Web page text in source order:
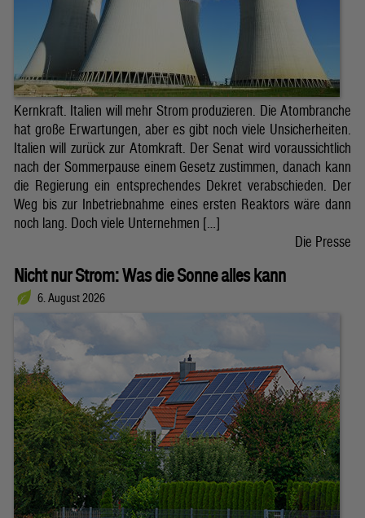
Kernkraft. Italien will mehr Strom produzieren. Die Atombranche
hat große Erwartungen, aber es gibt noch viele Unsicherheiten.
Italien will zurück zur Atomkraft. Der Senat wird voraussichtlich
nach der Sommerpause einem Gesetz zustimmen, danach kann
die Regierung ein entsprechendes Dekret verabschieden. Der
Weg bis zur Inbetriebnahme eines ersten Reaktors wäre dann
noch lang. Doch viele Unternehmen […]
Die Presse
Nicht nur Strom: Was die Sonne alles kann
6. August 2026